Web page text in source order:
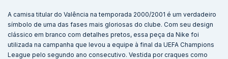
A camisa titular do Valência na temporada 2000/2001 é um verdadeiro
símbolo de uma das fases mais gloriosas do clube. Com seu design
clássico em branco com detalhes pretos, essa peça da Nike foi
utilizada na campanha que levou a equipe à final da UEFA Champions
League pelo segundo ano consecutivo. Vestida por craques como